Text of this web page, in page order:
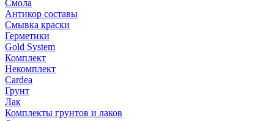
Смола
Антикор составы
Смывка краски
Герметики
Gold System
Комплект
Некомплект
Cardea
Грунт
Лак
Комплекты грунтов и лаков